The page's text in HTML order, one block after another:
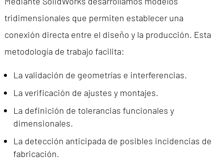
tridimensionales que permiten establecer una
conexión directa entre el diseño y la producción. Esta
metodología de trabajo facilita:
La validación de geometrías e interferencias.
La verificación de ajustes y montajes.
La definición de tolerancias funcionales y
dimensionales.
La detección anticipada de posibles incidencias de
fabricación.